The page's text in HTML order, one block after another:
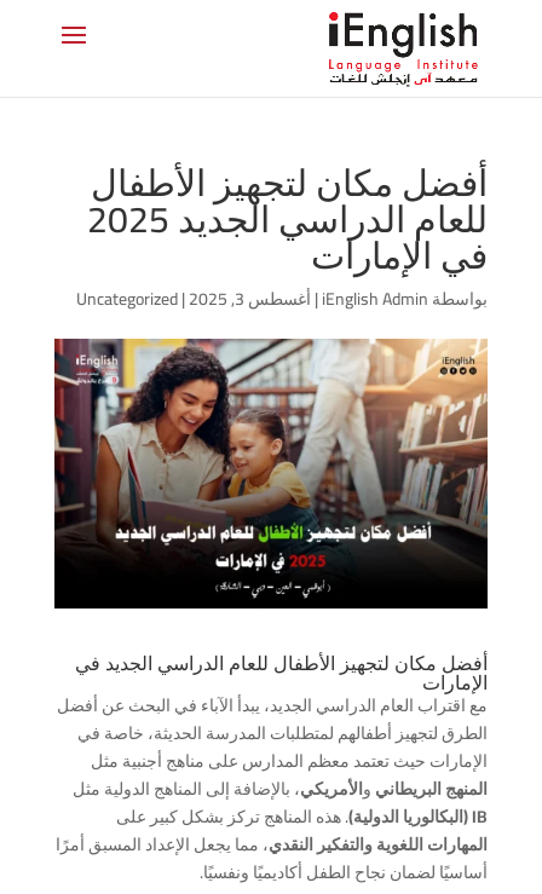
أفضل مكان لتجهيز الأطفال
للعام الدراسي الجديد 2025
في الإمارات
بواسطةiEnglish Admin
|أغسطس 3, 2025 |
Uncategorized
أفضل مكان لتجهيز الأطفال للعام الدراسي الجديد في
الإمارات
مع اقتراب العام الدراسي الجديد، يبدأ الآباء في البحث عن أفضل
الطرق لتجهيز أطفالهم لمتطلبات المدرسة الحديثة، خاصة في
الإمارات حيث تعتمد معظم المدارس على مناهج أجنبية مثل
المنهج البريطانيوالأمريكي، بالإضافة إلى المناهج الدولية مثل
IB (البكالوريا الدولية)
. هذه المناهج تركز بشكل كبير على
المهارات اللغوية والتفكير النقدي، مما يجعل الإعداد المسبق أمرًا
أساسيًا لضمان نجاح الطفل أكاديميًا ونفسيًا.